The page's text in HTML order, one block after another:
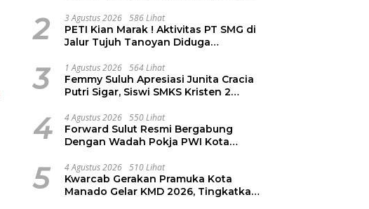
2 3 Agustus 2026 586 Lihat
PETI Kian Marak ! Aktivitas PT SMG di
Jalur Tujuh Tanoyan Diduga
3 1 Agustus 2026 564 Lihat
Femmy Suluh Apresiasi Junita Cracia
Putri Sigar, Siswi SMKS Kristen 2
Dikmen Nasional 2026
4 4 Agustus 2026 550 Lihat
Forward Sulut Resmi Bergabung
Dengan Wadah Pokja PWI Kota
5 4 Agustus 2026 510 Lihat
Kwarcab Gerakan Pramuka Kota
Manado Gelar KMD 2026, Tingkatkan